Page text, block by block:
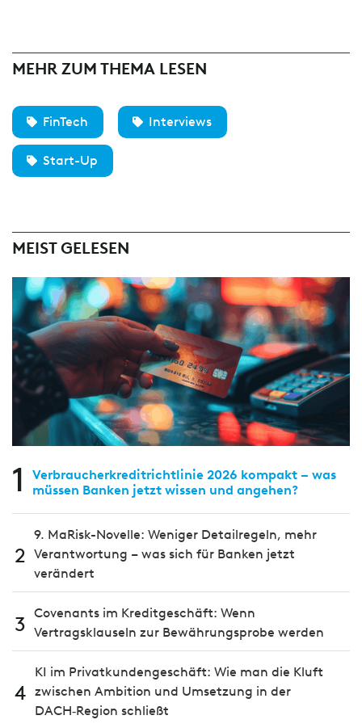
MEHR ZUM THEMA LESEN
FinTech Interviews
Start-Up
MEIST GELESEN
1
Verbraucherkreditrichtlinie 2026 kompakt – was
müssen Banken jetzt wissen und angehen?
2
9. MaRisk-Novelle: Weniger Detailregeln, mehr
Verantwortung – was sich für Banken jetzt
verändert
3 Covenants im Kreditgeschäft: Wenn
Vertragsklauseln zur Bewährungsprobe werden
4
KI im Privatkundengeschäft: Wie man die Kluft
zwischen Ambition und Umsetzung in der
DACH‑Region schließt